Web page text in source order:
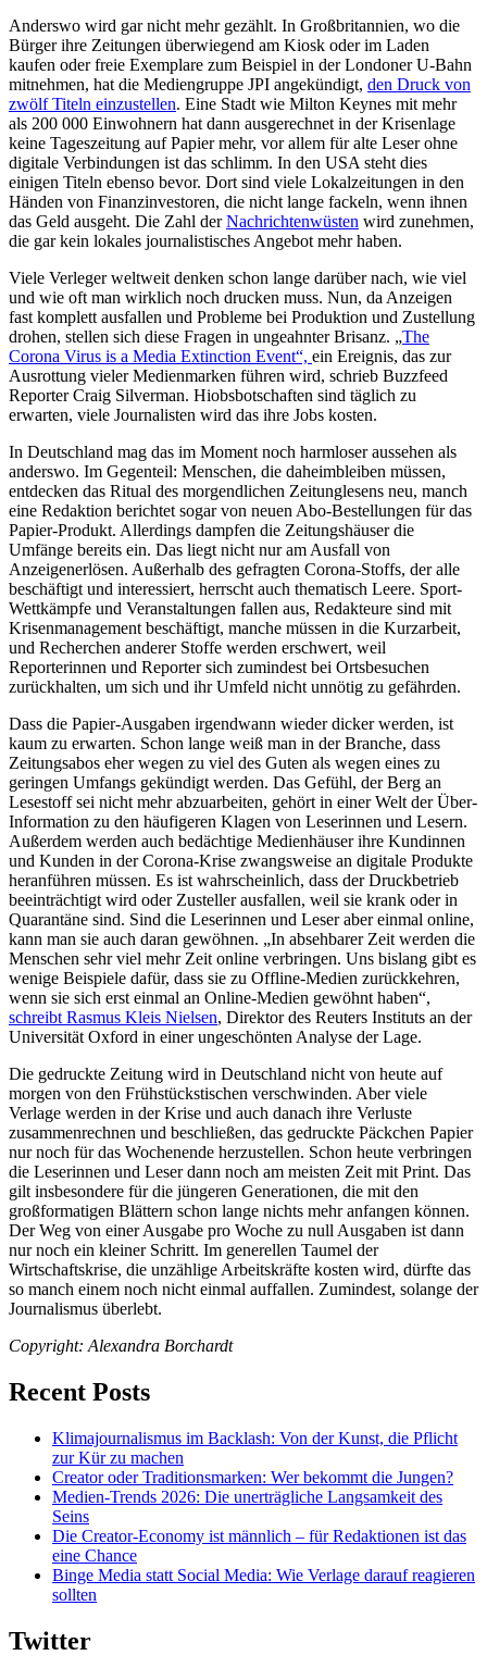
Anderswo wird gar nicht mehr gezählt. In Großbritannien, wo die
Bürger ihre Zeitungen überwiegend am Kiosk oder im Laden
kaufen oder freie Exemplare zum Beispiel in der Londoner U-Bahn
mitnehmen, hat die Mediengruppe JPI angekündigt, den Druck von
zwölf Titeln einzustellen. Eine Stadt wie Milton Keynes mit mehr
als 200 000 Einwohnern hat dann ausgerechnet in der Krisenlage
keine Tageszeitung auf Papier mehr, vor allem für alte Leser ohne
digitale Verbindungen ist das schlimm. In den USA steht dies
einigen Titeln ebenso bevor. Dort sind viele Lokalzeitungen in den
Händen von Finanzinvestoren, die nicht lange fackeln, wenn ihnen
das Geld ausgeht. Die Zahl derNachrichtenwüsten wird zunehmen,
die gar kein lokales journalistisches Angebot mehr haben.
Viele Verleger weltweit denken schon lange darüber nach, wie viel
und wie oft man wirklich noch drucken muss. Nun, da Anzeigen
fast komplett ausfallen und Probleme bei Produktion und Zustellung
drohen, stellen sich diese Fragen in ungeahnter Brisanz. „The
Corona Virus is a Media Extinction Event“, ein Ereignis, das zur
Ausrottung vieler Medienmarken führen wird, schrieb Buzzfeed
Reporter Craig Silverman. Hiobsbotschaften sind täglich zu
erwarten, viele Journalisten wird das ihre Jobs kosten.
In Deutschland mag das im Moment noch harmloser aussehen als
anderswo. Im Gegenteil: Menschen, die daheimbleiben müssen,
entdecken das Ritual des morgendlichen Zeitunglesens neu, manch
eine Redaktion berichtet sogar von neuen Abo-Bestellungen für das
Papier-Produkt. Allerdings dampfen die Zeitungshäuser die
Umfänge bereits ein. Das liegt nicht nur am Ausfall von
Anzeigenerlösen. Außerhalb des gefragten Corona-Stoffs, der alle
beschäftigt und interessiert, herrscht auch thematisch Leere. Sport-
Wettkämpfe und Veranstaltungen fallen aus, Redakteure sind mit
Krisenmanagement beschäftigt, manche müssen in die Kurzarbeit,
und Recherchen anderer Stoffe werden erschwert, weil
Reporterinnen und Reporter sich zumindest bei Ortsbesuchen
zurückhalten, um sich und ihr Umfeld nicht unnötig zu gefährden.
Dass die Papier-Ausgaben irgendwann wieder dicker werden, ist
kaum zu erwarten. Schon lange weiß man in der Branche, dass
Zeitungsabos eher wegen zu viel des Guten als wegen eines zu
geringen Umfangs gekündigt werden. Das Gefühl, der Berg an
Lesestoff sei nicht mehr abzuarbeiten, gehört in einer Welt der Über-
Information zu den häufigeren Klagen von Leserinnen und Lesern.
Außerdem werden auch bedächtige Medienhäuser ihre Kundinnen
und Kunden in der Corona-Krise zwangsweise an digitale Produkte
heranführen müssen. Es ist wahrscheinlich, dass der Druckbetrieb
beeinträchtigt wird oder Zusteller ausfallen, weil sie krank oder in
Quarantäne sind. Sind die Leserinnen und Leser aber einmal online,
kann man sie auch daran gewöhnen. „In absehbarer Zeit werden die
Menschen sehr viel mehr Zeit online verbringen. Uns bislang gibt es
wenige Beispiele dafür, dass sie zu Offline-Medien zurückkehren,
wenn sie sich erst einmal an Online-Medien gewöhnt haben“,
schreibt Rasmus Kleis Nielsen, Direktor des Reuters Instituts an der
Universität Oxford in einer ungeschönten Analyse der Lage.
Die gedruckte Zeitung wird in Deutschland nicht von heute auf
morgen von den Frühstückstischen verschwinden. Aber viele
Verlage werden in der Krise und auch danach ihre Verluste
zusammenrechnen und beschließen, das gedruckte Päckchen Papier
nur noch für das Wochenende herzustellen. Schon heute verbringen
die Leserinnen und Leser dann noch am meisten Zeit mit Print. Das
gilt insbesondere für die jüngeren Generationen, die mit den
großformatigen Blättern schon lange nichts mehr anfangen können.
Der Weg von einer Ausgabe pro Woche zu null Ausgaben ist dann
nur noch ein kleiner Schritt. Im generellen Taumel der
Wirtschaftskrise, die unzählige Arbeitskräfte kosten wird, dürfte das
so manch einem noch nicht einmal auffallen. Zumindest, solange der
Journalismus überlebt.
Copyright: Alexandra Borchardt
Recent Posts
Klimajournalismus im Backlash: Von der Kunst, die Pflicht
zur Kür zu machen
Creator oder Traditionsmarken: Wer bekommt die Jungen?
Medien-Trends 2026: Die unerträgliche Langsamkeit des
Seins
Die Creator-Economy ist männlich – für Redaktionen ist das
eine Chance
Binge Media statt Social Media: Wie Verlage darauf reagieren
sollten
Twitter